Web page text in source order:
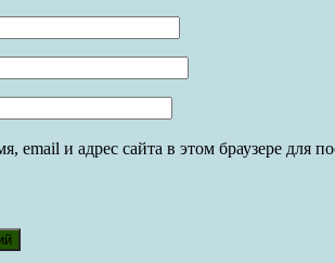
email и адрес сайта в этом браузере для